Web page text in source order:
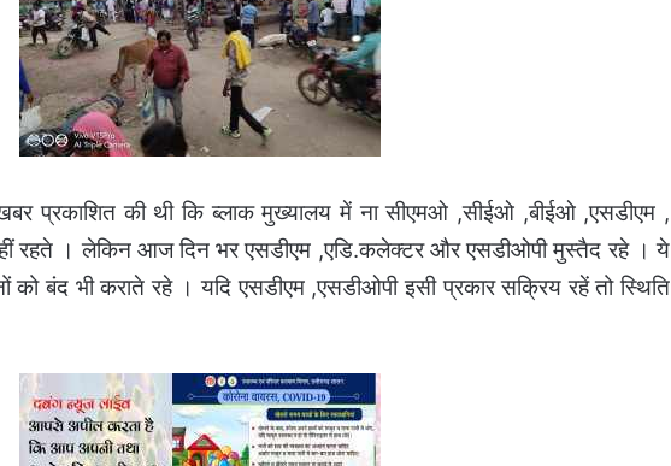
प्रकाशित की थी कि ब्लाक मुख्यालय में ना सीएमओ ,सीईओ ,बीईओ ,एसडीएम ,
रहते । लेकिन आज दिन भर एसडीएम ,एडि.कलेक्टर और एसडीओपी मुस्तैद रहे । ये
को बंद भी कराते रहे । यदि एसडीएम ,एसडीओपी इसी प्रकार सक्रिय रहें तो स्थिति